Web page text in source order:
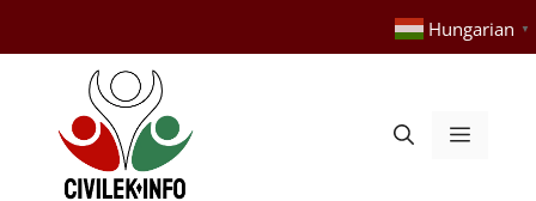
tartalomba
Hungarian ▼
Menü